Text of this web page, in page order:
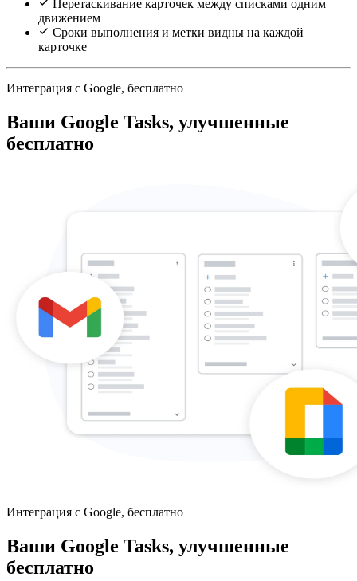
Перетаскивание карточек между списками одним
движением
Сроки выполнения и метки видны на каждой
карточке
Интеграция с Google, бесплатно
Ваши Google Tasks, улучшенные
бесплатно
Интеграция с Google, бесплатно
Ваши Google Tasks, улучшенные
бесплатно